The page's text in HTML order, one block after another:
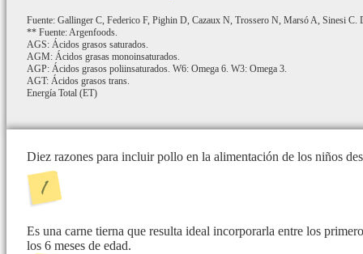
Fuente: Gallinger C, Federico F, Pighin D, Cazaux N, Trossero N, Marsó A, Sinesi
** Fuente: Argenfoods.
AGS: Ácidos grasos saturados.
AGM: Ácidos grasas monoinsaturados.
AGP: Ácidos grasos poliinsaturados. W6: Omega 6. W3: Omega 3.
AGT: Ácidos grasos trans.
Energía Total (ET)
Diez razones para incluir pollo en la alimentación de los niños
Es una carne tierna que resulta ideal incorporarla entre los
los 6 meses de edad.